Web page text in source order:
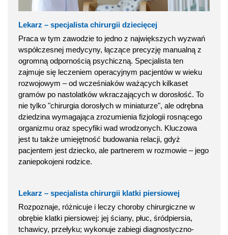
Lekarz – specjalista chirurgii dziecięcej
Praca w tym zawodzie to jedno z największych wyzwań
współczesnej medycyny, łączące precyzję manualną z
ogromną odpornością psychiczną. Specjalista ten
zajmuje się leczeniem operacyjnym pacjentów w wieku
rozwojowym – od wcześniaków ważących kilkaset
gramów po nastolatków wkraczających w dorosłość. To
nie tylko "chirurgia dorosłych w miniaturze", ale odrębna
dziedzina wymagająca zrozumienia fizjologii rosnącego
organizmu oraz specyfiki wad wrodzonych. Kluczowa
jest tu także umiejętność budowania relacji, gdyż
pacjentem jest dziecko, ale partnerem w rozmowie – jego
zaniepokojeni rodzice.
Lekarz – specjalista chirurgii klatki piersiowej
Rozpoznaje, różnicuje i leczy choroby chirurgiczne w
obrębie klatki piersiowej: jej ściany, płuc, śródpiersia,
tchawicy, przełyku; wykonuje zabiegi diagnostyczno-